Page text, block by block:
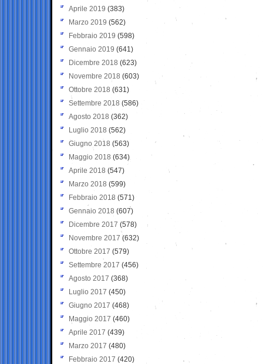
Aprile 2019 (383)
Marzo 2019 (562)
Febbraio 2019 (598)
Gennaio 2019 (641)
Dicembre 2018 (623)
Novembre 2018 (603)
Ottobre 2018 (631)
Settembre 2018 (586)
Agosto 2018 (362)
Luglio 2018 (562)
Giugno 2018 (563)
Maggio 2018 (634)
Aprile 2018 (547)
Marzo 2018 (599)
Febbraio 2018 (571)
Gennaio 2018 (607)
Dicembre 2017 (578)
Novembre 2017 (632)
Ottobre 2017 (579)
Settembre 2017 (456)
Agosto 2017 (368)
Luglio 2017 (450)
Giugno 2017 (468)
Maggio 2017 (460)
Aprile 2017 (439)
Marzo 2017 (480)
Febbraio 2017 (420)